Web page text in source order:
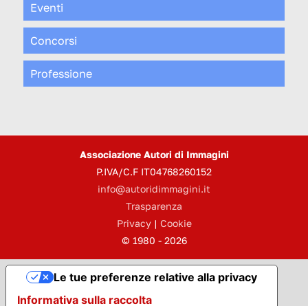
Eventi
Concorsi
Professione
Associazione Autori di Immagini
P.IVA/C.F IT04768260152
info@autoridimmagini.it
Trasparenza
Privacy| Cookie
© 1980 - 2026
Informativa sulla raccolta
Le tue preferenze relative alla privacy